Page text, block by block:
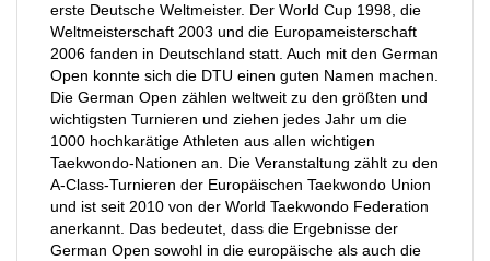
erste Deutsche Weltmeister. Der World Cup 1998, die
Weltmeisterschaft 2003 und die Europameisterschaft
2006 fanden in Deutschland statt. Auch mit den German
Open konnte sich die DTU einen guten Namen machen.
Die German Open zählen weltweit zu den größten und
wichtigsten Turnieren und ziehen jedes Jahr um die
1000 hochkarätige Athleten aus allen wichtigen
Taekwondo-Nationen an. Die Veranstaltung zählt zu den
A-Class-Turnieren der Europäischen Taekwondo Union
und ist seit 2010 von der World Taekwondo Federation
anerkannt. Das bedeutet, dass die Ergebnisse der
German Open sowohl in die europäische als auch die